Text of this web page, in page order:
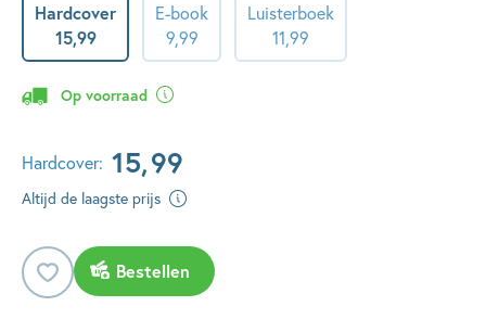
Hardcover
15,99
E-book
9,99
Luisterboek
11,99
Op voorraad
Hardcover: 15,99
Altijd de laagste prijs
Bestellen